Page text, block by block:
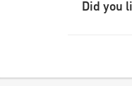
Did you